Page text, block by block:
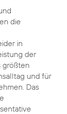
die
in
der
größten
und für
Das